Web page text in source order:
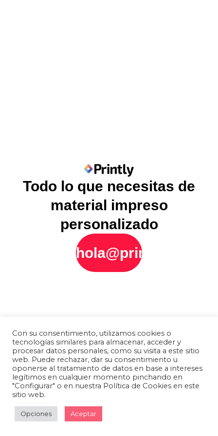
Todo lo que necesitas de
material impreso
personalizado
hola@printly.es
Con su consentimiento, utilizamos cookies o
tecnologías similares para almacenar, acceder y
procesar datos personales, como su visita a este sitio
web. Puede rechazar, dar su consentimiento u
oponerse al tratamiento de datos en base a intereses
legítimos en cualquier momento pinchando en
"Configurar" o en nuestra Política de Cookies en este
sitio web.
Opciones Aceptar